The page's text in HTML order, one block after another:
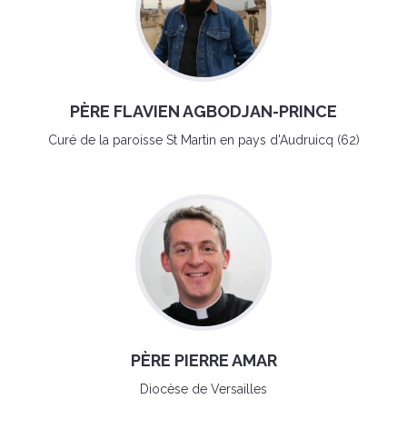
PÈRE FLAVIEN AGBODJAN-PRINCE
Curé de la paroisse St Martin en pays d'Audruicq (62)
PÈRE PIERRE AMAR
Diocèse de Versailles